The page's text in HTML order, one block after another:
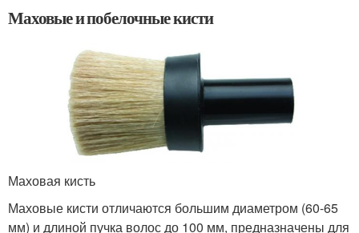
Маховые и побелочные кисти
Маховая кисть
Маховые кисти отличаются большим диаметром (60-65
мм) и длиной пучка волос до 100 мм, предназначены для